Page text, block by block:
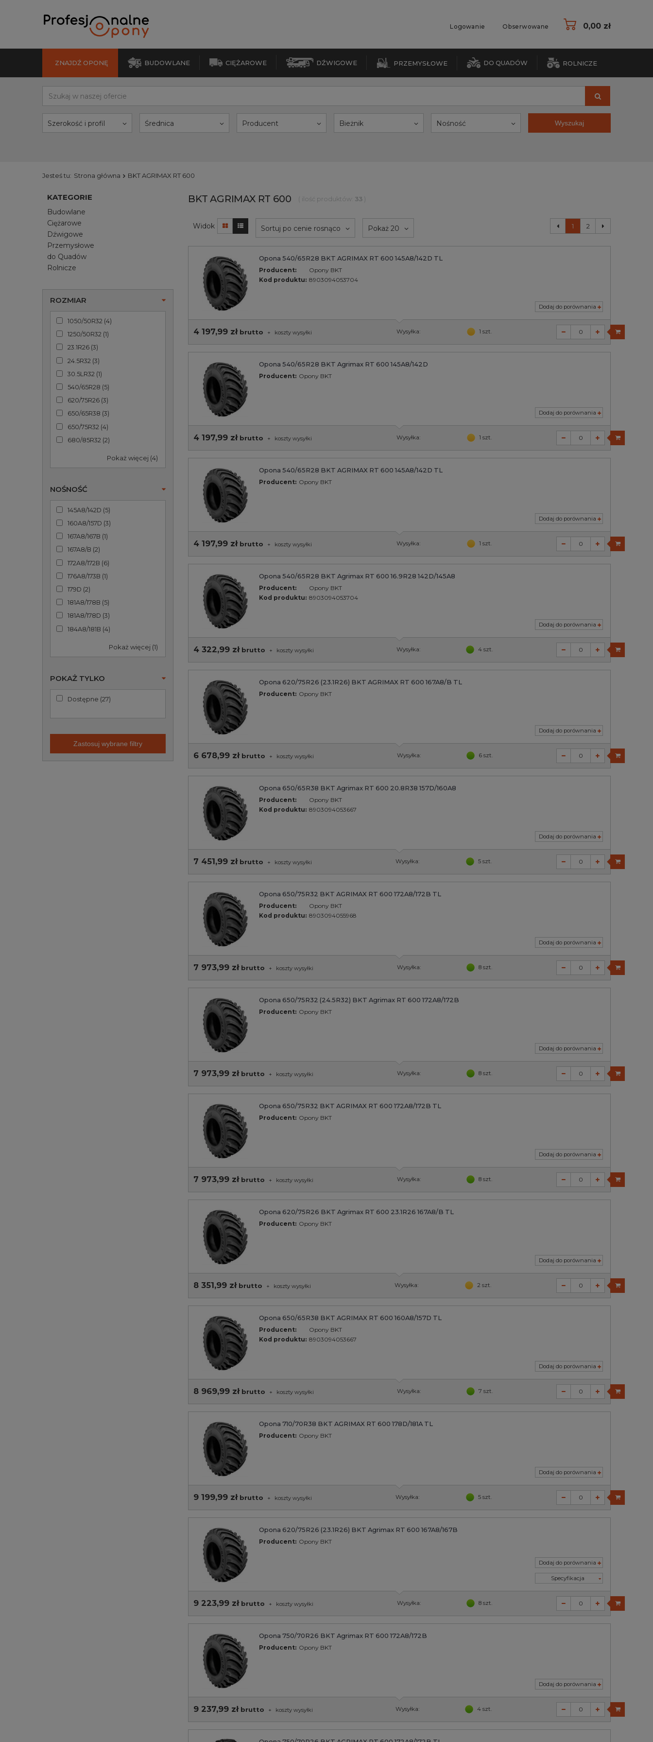
Logowanie Obserwowane 0,00 zł
ZNAJDŹ OPONĘ BUDOWLANE CIĘŻAROWE DŹWIGOWE PRZEMYSŁOWE DO QUADÓW ROLNICZE
Szerokość i profil Średnica Producent Bieżnik Nośność Wyszukaj
Jesteś tu: Strona główna BKT AGRIMAX RT 600
KATEGORIE
Budowlane
Ciężarowe
Dźwigowe
Przemysłowe
do Quadów
Rolnicze
ROZMIAR
1050/50R32 (4)
1250/50R32 (1)
23.1R26 (3)
24.5R32 (3)
30.5LR32 (1)
540/65R28 (5)
620/75R26 (3)
650/65R38 (3)
650/75R32 (4)
680/85R32 (2)
Pokaż więcej (4)
NOŚNOŚĆ
145A8/142D (5)
160A8/157D (3)
167A8/167B (1)
167A8/B (2)
172A8/172B (6)
176A8/173B (1)
179D (2)
181A8/178B (5)
181A8/178D (3)
184A8/181B (4)
Pokaż więcej (1)
POKAŻ TYLKO
Dostępne (27)
Zastosuj wybrane filtry
BKT AGRIMAX RT 600 ( ilość produktów: 33 )
Widok Sortuj po cenie rosnąco Pokaż 20 1 2
Opona 540/65R28 BKT AGRIMAX RT 600 145A8/142D TL
Producent:
Opony BKT
Kod produktu: 8903094053704
Dodaj do porównania
4 197,99 złbrutto + koszty wysyłki Wysyłka: 1 szt.
Opona 540/65R28 BKT Agrimax RT 600 145A8/142D
Producent: Opony BKT
Dodaj do porównania
4 197,99 złbrutto + koszty wysyłki Wysyłka: 1 szt.
Opona 540/65R28 BKT AGRIMAX RT 600 145A8/142D TL
Producent: Opony BKT
Dodaj do porównania
4 197,99 złbrutto + koszty wysyłki Wysyłka: 1 szt.
Opona 540/65R28 BKT Agrimax RT 600 16.9R28 142D/145A8
Producent:
Opony BKT
Kod produktu: 8903094053704
Dodaj do porównania
4 322,99 złbrutto + koszty wysyłki Wysyłka: 4 szt.
Opona 620/75R26 (23.1R26) BKT AGRIMAX RT 600 167A8/B TL
Producent: Opony BKT
Dodaj do porównania
6 678,99 złbrutto + koszty wysyłki Wysyłka: 6 szt.
Opona 650/65R38 BKT Agrimax RT 600 20.8R38 157D/160A8
Producent:
Opony BKT
Kod produktu: 8903094053667
Dodaj do porównania
7 451,99 złbrutto + koszty wysyłki Wysyłka: 5 szt.
Opona 650/75R32 BKT AGRIMAX RT 600 172A8/172B TL
Producent:
Opony BKT
Kod produktu: 8903094055968
Dodaj do porównania
7 973,99 złbrutto + koszty wysyłki Wysyłka: 8 szt.
Opona 650/75R32 (24.5R32) BKT Agrimax RT 600 172A8/172B
Producent: Opony BKT
Dodaj do porównania
7 973,99 złbrutto + koszty wysyłki Wysyłka: 8 szt.
Opona 650/75R32 BKT AGRIMAX RT 600 172A8/172B TL
Producent: Opony BKT
Dodaj do porównania
7 973,99 złbrutto + koszty wysyłki Wysyłka: 8 szt.
Opona 620/75R26 BKT Agrimax RT 600 23.1R26 167A8/B TL
Producent: Opony BKT
Dodaj do porównania
8 351,99 złbrutto + koszty wysyłki Wysyłka: 2 szt.
Opona 650/65R38 BKT AGRIMAX RT 600 160A8/157D TL
Producent:
Opony BKT
Kod produktu: 8903094053667
Dodaj do porównania
8 969,99 złbrutto + koszty wysyłki Wysyłka: 7 szt.
Opona 710/70R38 BKT AGRIMAX RT 600 178D/181A TL
Producent: Opony BKT
Dodaj do porównania
9 199,99 złbrutto + koszty wysyłki Wysyłka: 5 szt.
Opona 620/75R26 (23.1R26) BKT Agrimax RT 600 167A8/167B
Producent: Opony BKT
Dodaj do porównania
Specyfikacja
9 223,99 złbrutto + koszty wysyłki Wysyłka: 8 szt.
Opona 750/70R26 BKT Agrimax RT 600 172A8/172B
Producent: Opony BKT
Dodaj do porównania
9 237,99 złbrutto + koszty wysyłki Wysyłka: 4 szt.